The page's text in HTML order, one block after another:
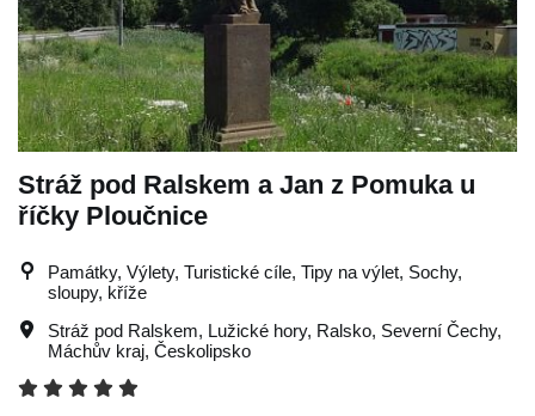
Stráž pod Ralskem a Jan z Pomuka u
říčky Ploučnice
Památky, Výlety, Turistické cíle, Tipy na výlet, Sochy,
sloupy, kříže
Stráž pod Ralskem, Lužické hory, Ralsko, Severní Čechy,
Máchův kraj, Českolipsko